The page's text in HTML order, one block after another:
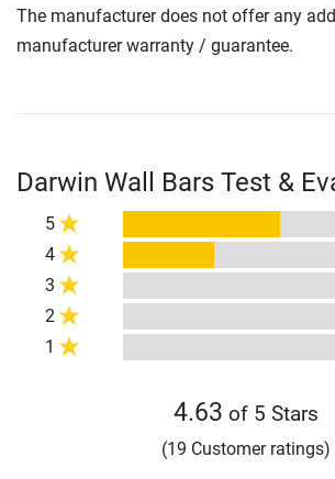
The manufacturer does not offer any
manufacturer warranty / guarantee.
Darwin Wall Bars Test &
5
4
3
2
1
4.63 of 5 Stars
(19 Customer ratings)